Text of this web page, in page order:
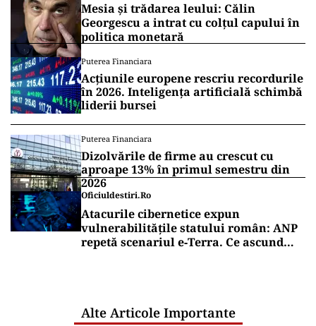
Mesia și trădarea leului: Călin
Georgescu a intrat cu colțul capului în
politica monetară
Puterea Financiara
Acțiunile europene rescriu recordurile
în 2026. Inteligența artificială schimbă
liderii bursei
Puterea Financiara
Dizolvările de firme au crescut cu
aproape 13% în primul semestru din
2026
Oficiuldestiri.ro
Atacurile cibernetice expun
vulnerabilitățile statului român: ANP
repetă scenariul e‑Terra. Ce ascund
Alte Articole Importante